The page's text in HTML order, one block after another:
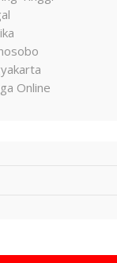
Online